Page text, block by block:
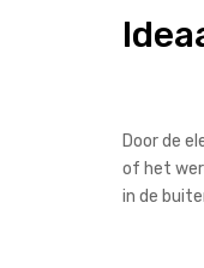
Door de
of het
in de